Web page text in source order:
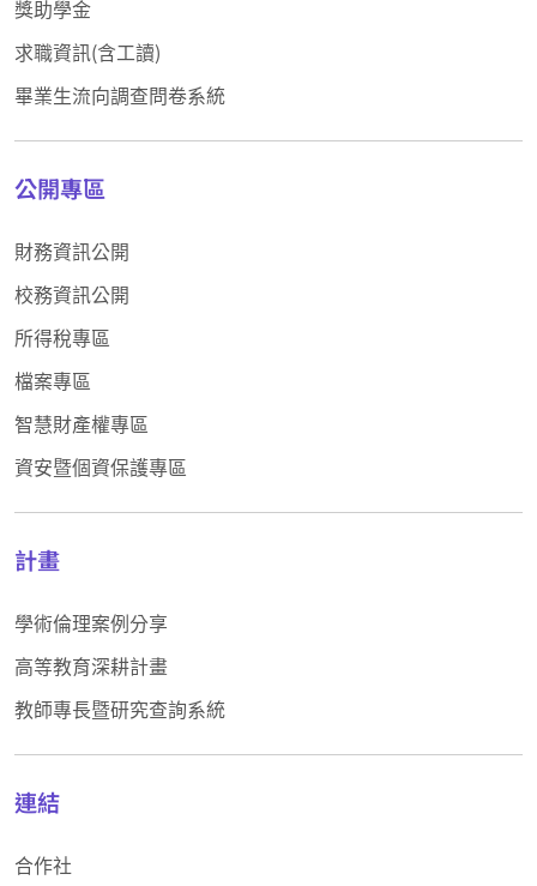
獎助學金
求職資訊(含工讀)
畢業生流向調查問卷系統
公開專區
財務資訊公開
校務資訊公開
所得稅專區
檔案專區
智慧財產權專區
資安暨個資保護專區
計畫
學術倫理案例分享
高等教育深耕計畫
教師專長暨研究查詢系統
連結
合作社